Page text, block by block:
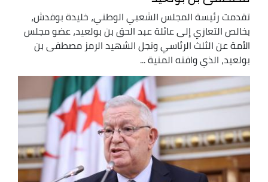
تقدمت رئيسة المجلس الشعبي الوطني، خليدة بوفدش،
بخالص التعازي إلى عائلة عبد الحق بن بولعيد، عضو مجلس
الأمة عن الثلث الرئاسي ونجل الشهيد الرمز مصطفى بن
بولعيد، الذي وافته المنية ...